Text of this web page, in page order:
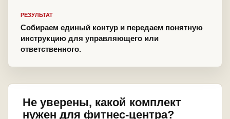
РЕЗУЛЬТАТ
Собираем единый контур и передаем понятную
инструкцию для управляющего или
ответственного.
Не уверены, какой комплект
нужен для фитнес-центра?